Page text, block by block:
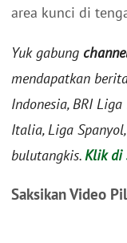
area kunci di
Yuk gabung
mendapatkan
Indonesia, BRI
Italia, Liga
bulutangkis.Klik di
Saksikan Video